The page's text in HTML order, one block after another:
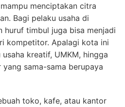
menciptakan citra
Bagi pelaku usaha di
huruf timbul juga bisa menjadi
kompetitor. Apalagi kota ini
kreatif, UMKM, hingga
yang sama-sama berupaya
toko, kafe, atau kantor